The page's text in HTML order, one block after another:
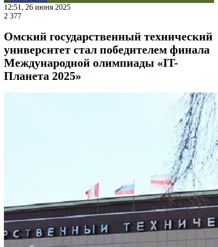
12:51, 26 июня 2025
2 377
Омский государственный технический
университет стал победителем финала
Международной олимпиады «IT-
Планета 2025»